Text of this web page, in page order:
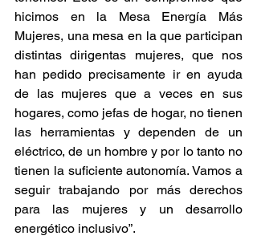
hicimos en la Mesa Energía Más
Mujeres, una mesa en la que participan
distintas dirigentas mujeres, que nos
han pedido precisamente ir en ayuda
de las mujeres que a veces en sus
hogares, como jefas de hogar, no tienen
las herramientas y dependen de un
eléctrico, de un hombre y por lo tanto no
tienen la suficiente autonomía. Vamos a
seguir trabajando por más derechos
para las mujeres y un desarrollo
energético inclusivo”.